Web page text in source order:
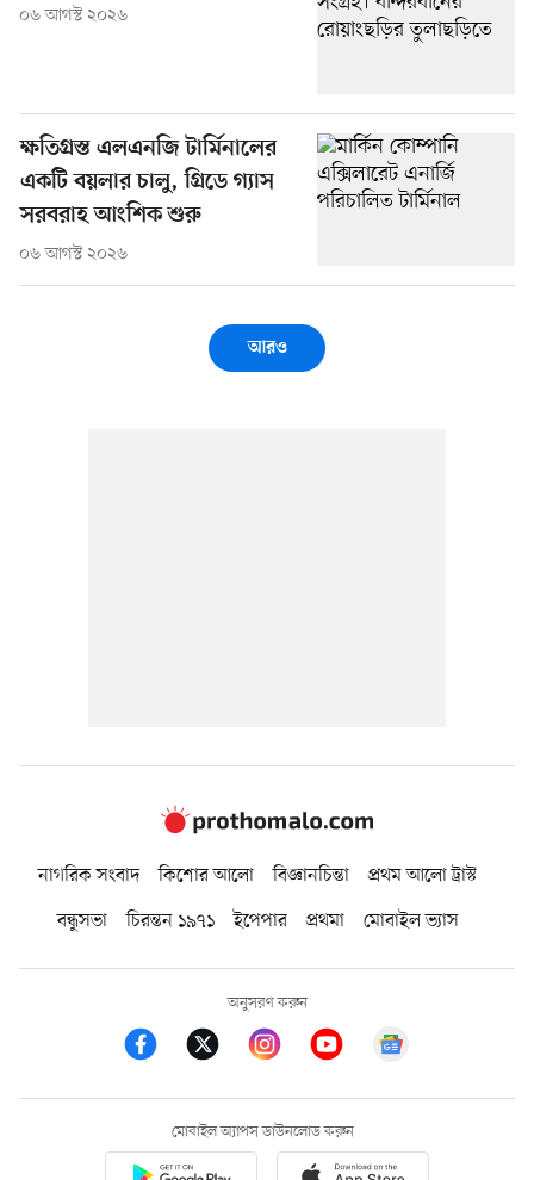
০৬ আগস্ট ২০২৬
ক্ষতিগ্রস্ত এলএনজি টার্মিনালের
একটি বয়লার চালু, গ্রিডে গ্যাস
সরবরাহ আংশিক শুরু
০৬ আগস্ট ২০২৬
আরও
নাগরিক সংবাদ কিশোর আলো বিজ্ঞানচিন্তা
প্রথম আলো ট্রাস্ট
বন্ধুসভা
চিরন্তন ১৯৭১ ইপেপার প্রথমা মোবাইল ভ্যাস
অনুসরণ করুন
মোবাইল অ্যাপস ডাউনলোড করুন